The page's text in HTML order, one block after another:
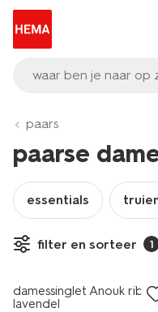
waar ben je naar op
paars
paarse
essentials
filter en sorteer 1
sale
damessinglet Anouk rib
lavendel